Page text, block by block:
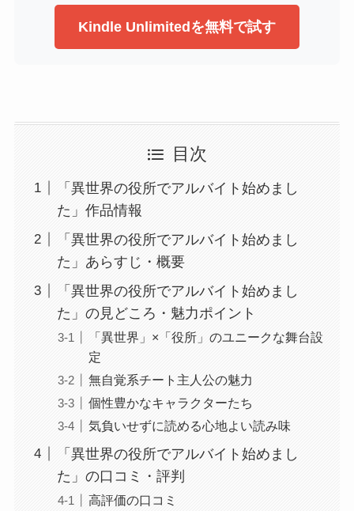
Kindle Unlimitedを無料で試す
目次
「異世界の役所でアルバイト始めまし
た」作品情報
「異世界の役所でアルバイト始めまし
た」あらすじ・概要
「異世界の役所でアルバイト始めまし
た」の見どころ・魅力ポイント
「異世界」×「役所」のユニークな舞台設
定
無自覚系チート主人公の魅力
個性豊かなキャラクターたち
気負いせずに読める心地よい読み味
「異世界の役所でアルバイト始めまし
た」の口コミ・評判
高評価の口コミ